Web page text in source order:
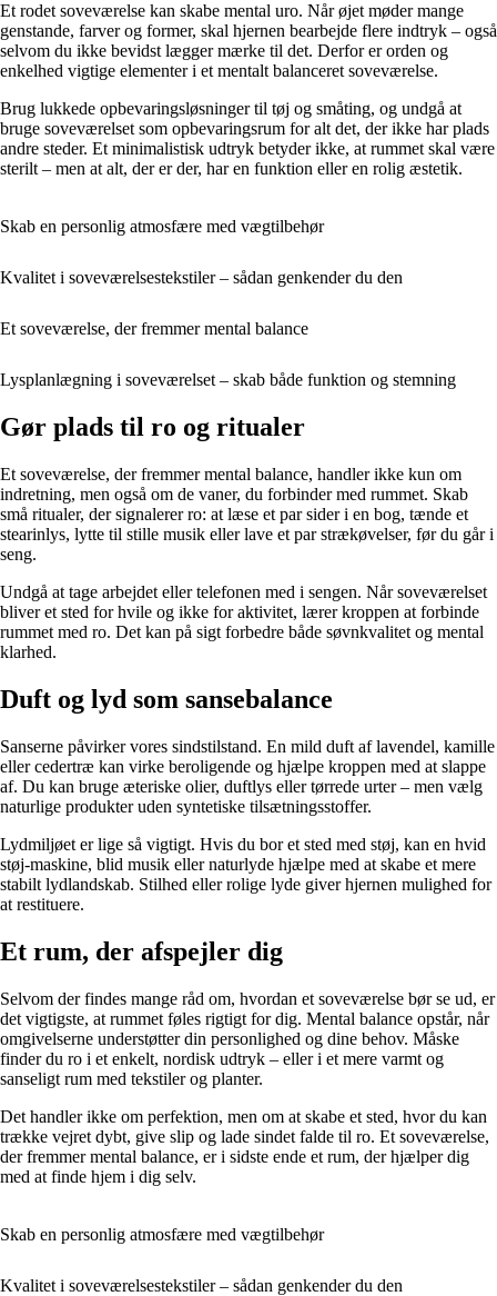
Et rodet soveværelse kan skabe mental uro. Når øjet møder mange
genstande, farver og former, skal hjernen bearbejde flere indtryk – også
selvom du ikke bevidst lægger mærke til det. Derfor er orden og
enkelhed vigtige elementer i et mentalt balanceret soveværelse.
Brug lukkede opbevaringsløsninger til tøj og småting, og undgå at
bruge soveværelset som opbevaringsrum for alt det, der ikke har plads
andre steder. Et minimalistisk udtryk betyder ikke, at rummet skal være
sterilt – men at alt, der er der, har en funktion eller en rolig æstetik.
Skab en personlig atmosfære med vægtilbehør
Kvalitet i soveværelsestekstiler – sådan genkender du den
Et soveværelse, der fremmer mental balance
Lysplanlægning i soveværelset – skab både funktion og stemning
Gør plads til ro og ritualer
Et soveværelse, der fremmer mental balance, handler ikke kun om
indretning, men også om de vaner, du forbinder med rummet. Skab
små ritualer, der signalerer ro: at læse et par sider i en bog, tænde et
stearinlys, lytte til stille musik eller lave et par strækøvelser, før du går i
seng.
Undgå at tage arbejdet eller telefonen med i sengen. Når soveværelset
bliver et sted for hvile og ikke for aktivitet, lærer kroppen at forbinde
rummet med ro. Det kan på sigt forbedre både søvnkvalitet og mental
klarhed.
Duft og lyd som sansebalance
Sanserne påvirker vores sindstilstand. En mild duft af lavendel, kamille
eller cedertræ kan virke beroligende og hjælpe kroppen med at slappe
af. Du kan bruge æteriske olier, duftlys eller tørrede urter – men vælg
naturlige produkter uden syntetiske tilsætningsstoffer.
Lydmiljøet er lige så vigtigt. Hvis du bor et sted med støj, kan en hvid
støj-maskine, blid musik eller naturlyde hjælpe med at skabe et mere
stabilt lydlandskab. Stilhed eller rolige lyde giver hjernen mulighed for
at restituere.
Et rum, der afspejler dig
Selvom der findes mange råd om, hvordan et soveværelse bør se ud, er
det vigtigste, at rummet føles rigtigt for dig. Mental balance opstår, når
omgivelserne understøtter din personlighed og dine behov. Måske
finder du ro i et enkelt, nordisk udtryk – eller i et mere varmt og
sanseligt rum med tekstiler og planter.
Det handler ikke om perfektion, men om at skabe et sted, hvor du kan
trække vejret dybt, give slip og lade sindet falde til ro. Et soveværelse,
der fremmer mental balance, er i sidste ende et rum, der hjælper dig
med at finde hjem i dig selv.
Skab en personlig atmosfære med vægtilbehør
Kvalitet i soveværelsestekstiler – sådan genkender du den